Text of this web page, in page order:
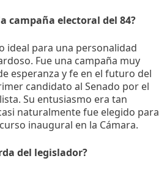
campaña electoral del 84?
ideal para una personalidad
Fue una campaña muy
esperanza y fe en el futuro del
candidato al Senado por el
Su entusiasmo era tan
naturalmente fue elegido para
inaugural en la Cámara.
del legislador?